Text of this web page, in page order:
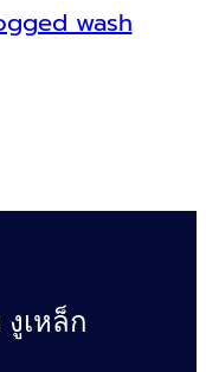
wash
เหล็ก